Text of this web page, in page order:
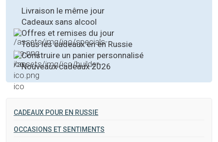
Livraison le même jour
Cadeaux sans alcool
Offres et remises du jour
Tous les cadeaux en en Russie
Construire un panier personnalisé
Nouveaux cadeaux 2026
CADEAUX POUR EN RUSSIE
OCCASIONS ET SENTIMENTS